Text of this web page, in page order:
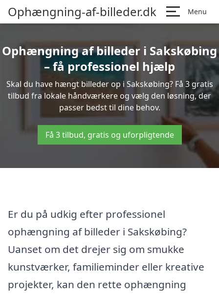
Ophængning-af-billeder.dk Menu
Ophængning af billeder i Sakskøbing
– få professionel hjælp
Skal du have hængt billeder op i Sakskøbing? Få 3 gratis
tilbud fra lokale håndværkere og vælg den løsning, der
passer bedst til dine behov.
Få 3 tilbud, gratis og uforpligtende
Er du på udkig efter professionel
ophængning af billeder i Sakskøbing?
Uanset om det drejer sig om smukke
kunstværker, familieminder eller kreative
projekter, kan den rette ophængning